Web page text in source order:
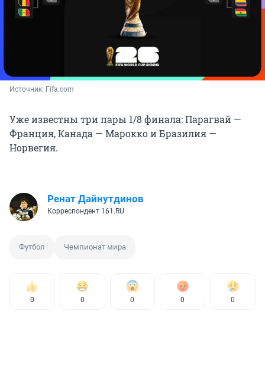
Источник: Fifa.com
Уже известны три пары 1/8 финала: Парагвай —
Франция, Канада — Марокко и Бразилия —
Норвегия.
Ренат Дайнутдинов
Корреспондент 161.RU
Футбол Чемпионат мира
0 0 0 0 0